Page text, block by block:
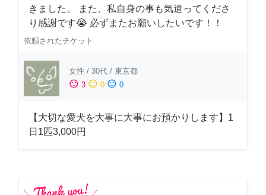
きました。 また、私自身の事も気遣ってくださ
り感謝です😭 必ずまたお願いしたいです！！
依頼されたチケット
女性 / 30代 / 東京都
sentiment_satisfied 3 sentiment_neutral 0 sentiment_dissatisfied 0
【大切な愛犬を大事に大事にお預かりします】1
日1匹3,000円